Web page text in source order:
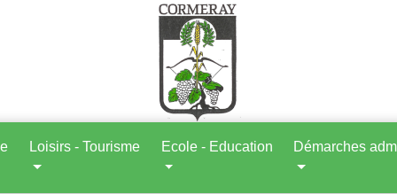
Loisirs - Tourisme Ecole - Education Démarches